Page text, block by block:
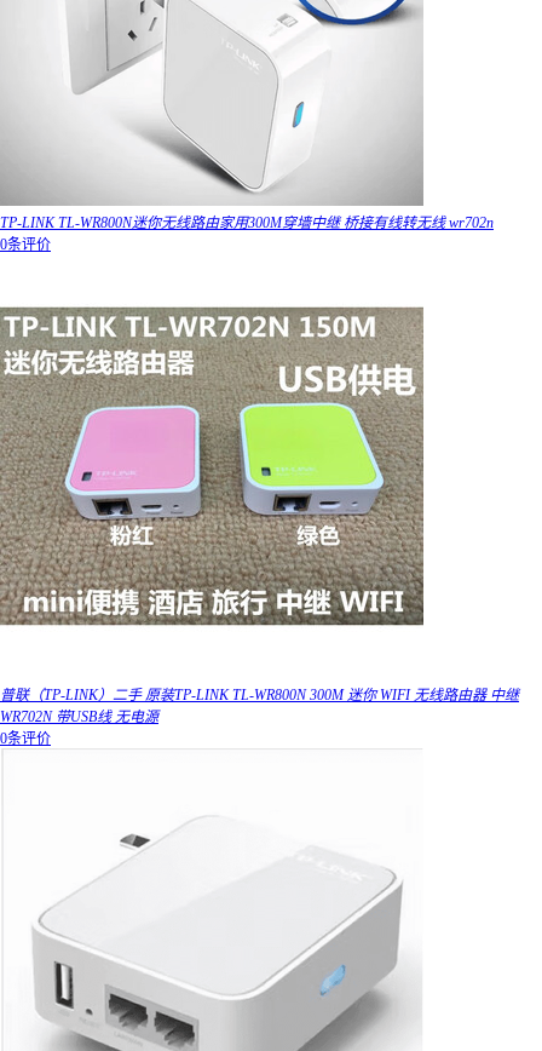
TP-LINK TL-WR800N迷你无线路由家用300M穿墙中继 桥接有线转无线 wr702n
0条评价
普联（TP-LINK）二手 原装TP-LINK TL-WR800N 300M 迷你 WIFI 无线路由器 中继
WR702N 带USB线 无电源
0条评价